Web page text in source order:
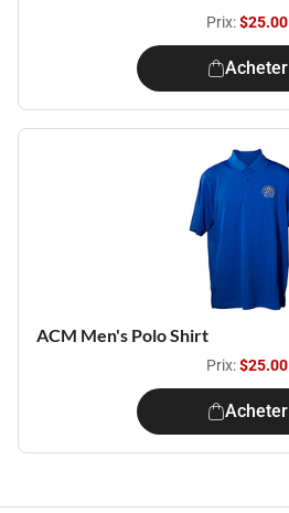
Prix:$25.00
Acheter
ACM Men's Polo Shirt
Prix:$25.00
Acheter